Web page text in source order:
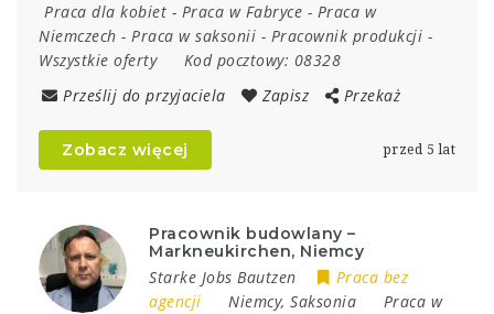
Praca dla kobiet - Praca w Fabryce - Praca w
Niemczech - Praca w saksonii - Pracownik produkcji -
Wszystkie oferty
Kod pocztowy: 08328
Prześlij do przyjaciela
Zapisz Przekaż
Zobacz więcej przed 5 lat
Pracownik budowlany –
Markneukirchen, Niemcy
Starke Jobs Bautzen
Praca bez
agencji
Niemcy, Saksonia
Praca w